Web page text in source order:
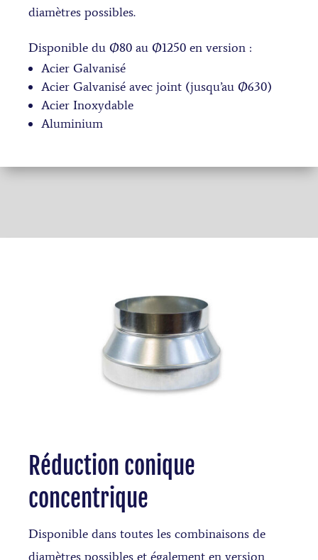
diamètres possibles.
Disponible du Ø80 au Ø1250 en version :
Acier Galvanisé
Acier Galvanisé avec joint (jusqu’au Ø630)
Acier Inoxydable
Aluminium
Réduction conique
concentrique
Disponible dans toutes les combinaisons de
diamètres possibles et également en version